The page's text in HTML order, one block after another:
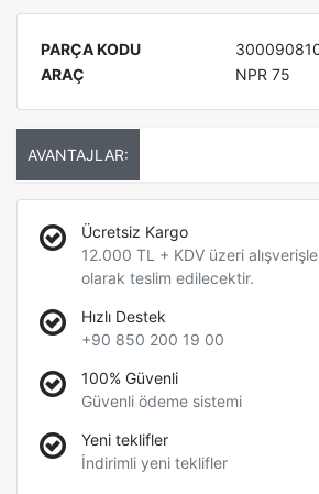
PARÇA KODU
ARAÇ
NPR 75
AVANTAJLAR:
Ücretsiz Kargo
12.000 TL + KDV üzeri
olarak teslim edilecektir.
Hızlı Destek
+90 850 200 19 00
100% Güvenli
Güvenli ödeme sistemi
Yeni teklifler
İndirimli yeni teklifler